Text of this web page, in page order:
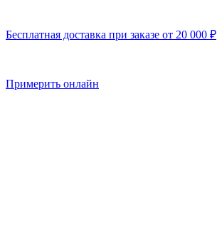
Бесплатная доставка при заказе от 20 000 ₽
Примерить онлайн